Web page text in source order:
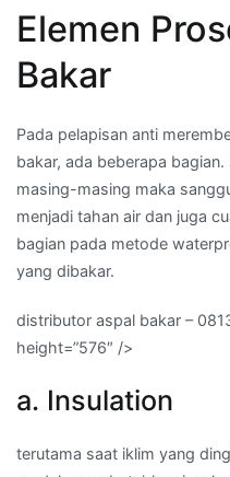
Elemen
Bakar
Pada pelapisan anti
bakar, ada beberapa
masing-masing maka
menjadi tahan air dan juga
bagian pada metode
yang dibakar.
distributor aspal bakar –
height=”576″ />
a. Insulation
terutama saat iklim yang